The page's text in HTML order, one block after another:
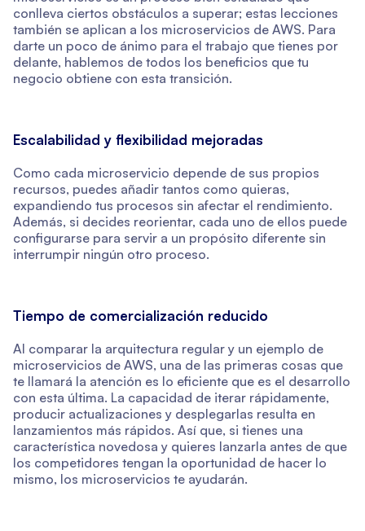
conlleva ciertos obstáculos a superar; estas lecciones
también se aplican a los microservicios de AWS. Para
darte un poco de ánimo para el trabajo que tienes por
delante, hablemos de todos los beneficios que tu
negocio obtiene con esta transición.
Escalabilidad y flexibilidad mejoradas
Como cada microservicio depende de sus propios
recursos, puedes añadir tantos como quieras,
expandiendo tus procesos sin afectar el rendimiento.
Además, si decides reorientar, cada uno de ellos puede
configurarse para servir a un propósito diferente sin
interrumpir ningún otro proceso.
Tiempo de comercialización reducido
Al comparar la arquitectura regular y un ejemplo de
microservicios de AWS, una de las primeras cosas que
te llamará la atención es lo eficiente que es el desarrollo
con esta última. La capacidad de iterar rápidamente,
producir actualizaciones y desplegarlas resulta en
lanzamientos más rápidos. Así que, si tienes una
característica novedosa y quieres lanzarla antes de que
los competidores tengan la oportunidad de hacer lo
mismo, los microservicios te ayudarán.